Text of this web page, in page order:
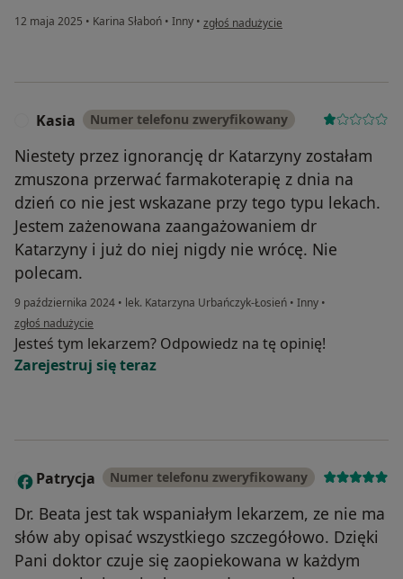
12 maja 2025 • Karina Słaboń • Inny • w opinii użytkownika Marta
zgłoś nadużycie
Kasia Numer telefonu zweryfikowany
Niestety przez ignorancję dr Katarzyny zostałam
zmuszona przerwać farmakoterapię z dnia na
dzień co nie jest wskazane przy tego typu lekach.
Jestem zażenowana zaangażowaniem dr
Katarzyny i już do niej nigdy nie wrócę. Nie
polecam.
9 października 2024 • lek. Katarzyna Urbańczyk-Łosień • Inny •
w opinii użytkownika Kasia
zgłoś nadużycie
Jesteś tym lekarzem? Odpowiedz na tę opinię!
Zarejestruj się teraz
P Patrycja Numer telefonu zweryfikowany
Dr. Beata jest tak wspaniałym lekarzem, ze nie ma
słów aby opisać wszystkiego szczegółowo. Dzięki
Pani doktor czuje się zaopiekowana w każdym